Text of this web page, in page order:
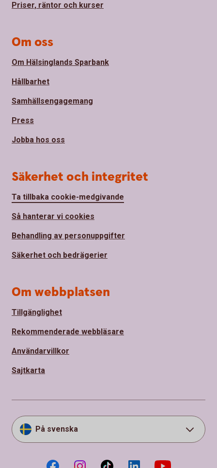
Priser, räntor och kurser
Om oss
Om Hälsinglands Sparbank
Hållbarhet
Samhällsengagemang
Press
Jobba hos oss
Säkerhet och integritet
Ta tillbaka cookie-medgivande
Så hanterar vi cookies
Behandling av personuppgifter
Säkerhet och bedrägerier
Om webbplatsen
Tillgänglighet
Rekommenderade webbläsare
Användarvillkor
Sajtkarta
På svenska